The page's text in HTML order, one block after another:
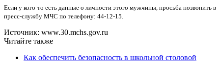
Если у кого-то есть данные о личности этого мужчины, просьба позвонить в
пресс-службу МЧС по телефону: 44-12-15.
Источник: www.30.mchs.gov.ru
Читайте также
Как обеспечить безопасность в школьной столовой